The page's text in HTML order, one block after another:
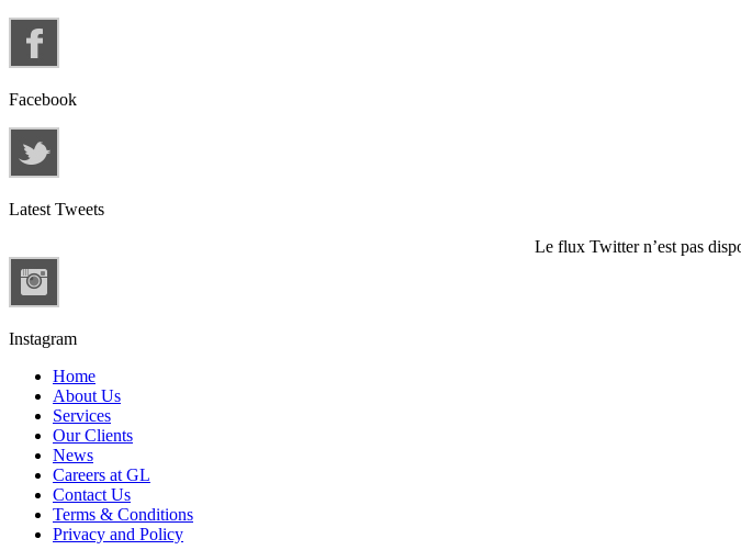
Facebook
Latest Tweets
Le flux Twitter n’est pas
Instagram
Home
About Us
Services
Our Clients
News
Careers at GL
Contact Us
Terms & Conditions
Privacy and Policy